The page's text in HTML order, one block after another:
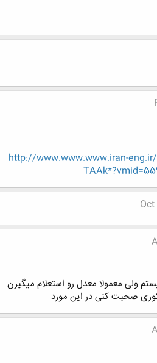
http://www.www.www.iran-
Oct
ولی معمولا معدل رو استعلام میگیرن
صحبت کنی در این مورد